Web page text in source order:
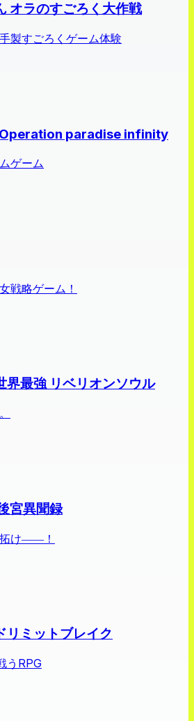
オラのすごろく大作戦
製すごろくゲーム体験
paradise infinity
ゲーム
戦略ゲーム！
界最強 リベリオンソウル
宮異聞録
け――！
リミットブレイク
うRPG